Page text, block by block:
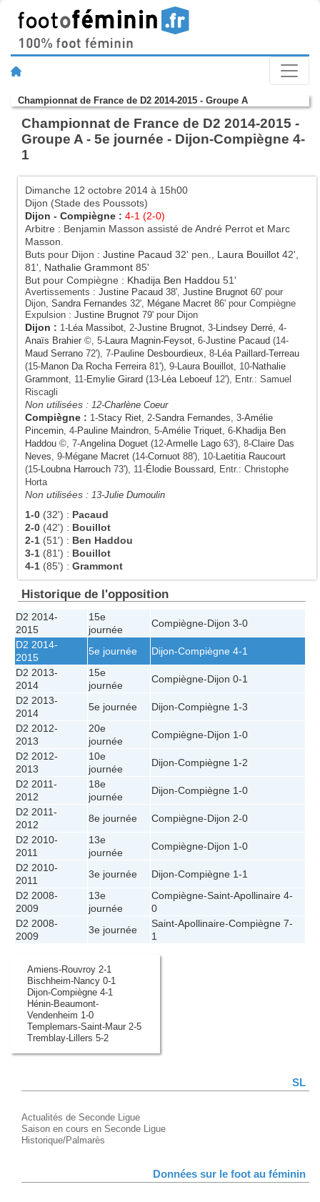
Championnat de France de D2 2014-2015 - Groupe A
Championnat de France de D2 2014-2015 -
Groupe A - 5e journée - Dijon-Compiègne 4-
1
Dimanche 12 octobre 2014 à 15h00
Dijon (Stade des Poussots)
Dijon - Compiègne : 4-1 (2-0)
Arbitre : Benjamin Masson assisté de André Perrot et Marc
Masson.
Buts pour Dijon : Justine Pacaud 32' pen., Laura Bouillot 42',
81', Nathalie Grammont 85'
But pour Compiègne : Khadija Ben Haddou 51'
Avertissements : Justine Pacaud 38', Justine Brugnot 60' pour
Dijon, Sandra Fernandes 32', Mégane Macret 86' pour Compiègne
Expulsion : Justine Brugnot 79' pour Dijon
Dijon : 1-Léa Massibot, 2-Justine Brugnot, 3-Lindsey Derré, 4-
Anaïs Brahier ©, 5-Laura Magnin-Feysot, 6-Justine Pacaud (14-
Maud Serrano 72'), 7-Pauline Desbourdieux, 8-Léa Paillard-Terreau
(15-Manon Da Rocha Ferreira81'), 9-Laura Bouillot, 10-Nathalie
Grammont, 11-Emylie Girard (13-Léa Leboeuf 12'), Entr.: Samuel
Riscagli
Non utilisées : 12-Charlène Coeur
Compiègne : 1-Stacy Riet, 2-Sandra Fernandes, 3-Amélie
Pincemin, 4-Pauline Maindron, 5-Amélie Triquet, 6-Khadija Ben
Haddou ©, 7-Angelina Doguet (12-Armelle Lago 63'), 8-Claire Das
Neves, 9-Mégane Macret (14-Cornuot 88'), 10-Laetitia Raucourt
(15-Loubna Harrouch 73'), 11-Élodie Boussard, Entr.: Christophe
Horta
Non utilisées : 13-Julie Dumoulin
1-0 (32') : Pacaud
2-0 (42') : Bouillot
2-1 (51') : Ben Haddou
3-1 (81') : Bouillot
4-1 (85') : Grammont
Historique de l'opposition
D2 2014-
2015
15e
journée
Compiègne-Dijon 3-0
D2 2014-
2015
5e journée Dijon-Compiègne 4-1
D2 2013-
2014
15e
journée
Compiègne-Dijon 0-1
D2 2013-
2014
5e journée Dijon-Compiègne 1-3
D2 2012-
2013
20e
journée
Compiègne-Dijon 1-0
D2 2012-
2013
10e
journée
Dijon-Compiègne 1-2
D2 2011-
2012
18e
journée
Dijon-Compiègne 1-0
D2 2011-
2012
8e journée Compiègne-Dijon 2-0
D2 2010-
2011
13e
journée
Compiègne-Dijon 1-0
D2 2010-
2011
3e journée Dijon-Compiègne 1-1
D2 2008-
2009
13e
journée
Compiègne-Saint-Apollinaire 4-
0
D2 2008-
2009
3e journée
Saint-Apollinaire-Compiègne 7-
1
Amiens-Rouvroy 2-1
Bischheim-Nancy 0-1
Dijon-Compiègne 4-1
Hénin-Beaumont-
Vendenheim 1-0
Templemars-Saint-Maur 2-5
Tremblay-Lillers 5-2
SL
Actualités de Seconde Ligue
Saison en cours en Seconde Ligue
Historique/Palmarès
Données sur le foot au féminin